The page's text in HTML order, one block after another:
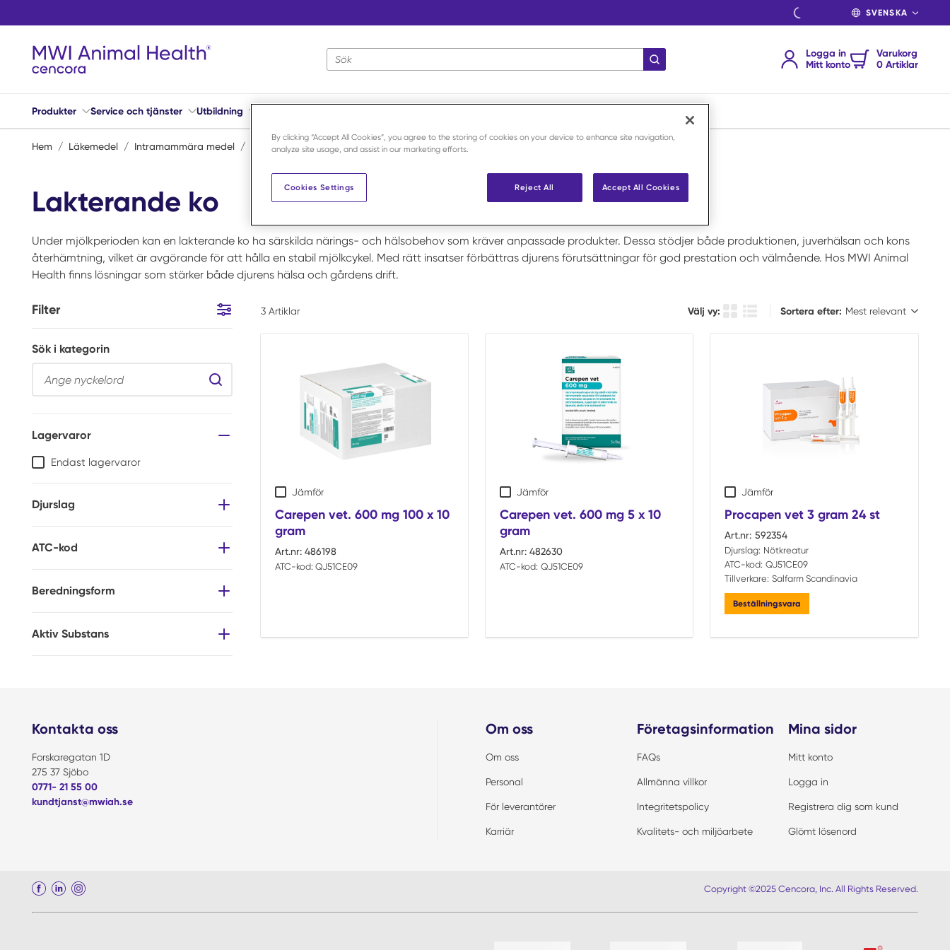
SPRÅK
Webbplatsens sökning
Skicka sökning
Logga in
Mitt konto
Varukorg
0 Artiklar
Produkter Service och tjänster Utbildning
Hem / Läkemedel / Intramammära medel / Lakterande ko
Lakterande ko
Under mjölkperioden kan en lakterande ko ha särskilda närings- och hälsobehov som kräver anpassade produkter. Dessa stödjer både produktionen, juverhälsan och kons
återhämtning, vilket är avgörande för att hålla en stabil mjölkcykel. Med rätt insatser förbättras djurens förutsättningar för god prestation och välmående. Hos MWI Animal
Health finns lösningar som stärker både djurens hälsa och gårdens drift.
Filter Hoppa till resultat
Sök i kategorin
Sök i kategorin
Lagervaror
Endast lagervaror
Djurslag
ATC-kod
Beredningsform
Aktiv Substans
3Artiklar Välj vy: Produkt rutsikt
Produktlista
Sortera efter:
Sortera efter:
Jämför
Carepen vet. 600 mg 100 x 10
gram
Art.nr: 486198
ATC-kod: QJ51CE09
Jämför
Carepen vet. 600 mg 5 x 10
gram
Art.nr: 482630
ATC-kod: QJ51CE09
Jämför
Procapen vet 3 gram 24 st
Art.nr: 592354
Djurslag: Nötkreatur
ATC-kod: QJ51CE09
Tillverkare: Salfarm Scandinavia
Beställningsvara
Kontakta oss
Forskaregatan 1D
275 37 Sjöbo
0771- 21 55 00
kundtjanst@mwiah.se
Om oss
Om oss
Personal
För leverantörer
Karriär
Företagsinformation
FAQs
Allmänna villkor
Integritetspolicy
Kvalitets- och miljöarbete
Mina sidor
Mitt konto
Logga in
Registrera dig som kund
Glömt lösenord
Copyright ©2025 Cencora, Inc. All Rights Reserved.
By clicking “Accept All Cookies”, you agree to the storing of cookies on your device to enhance site navigation,
analyze site usage, and assist in our marketing efforts.
Reject All Accept All Cookies
Cookies Settings